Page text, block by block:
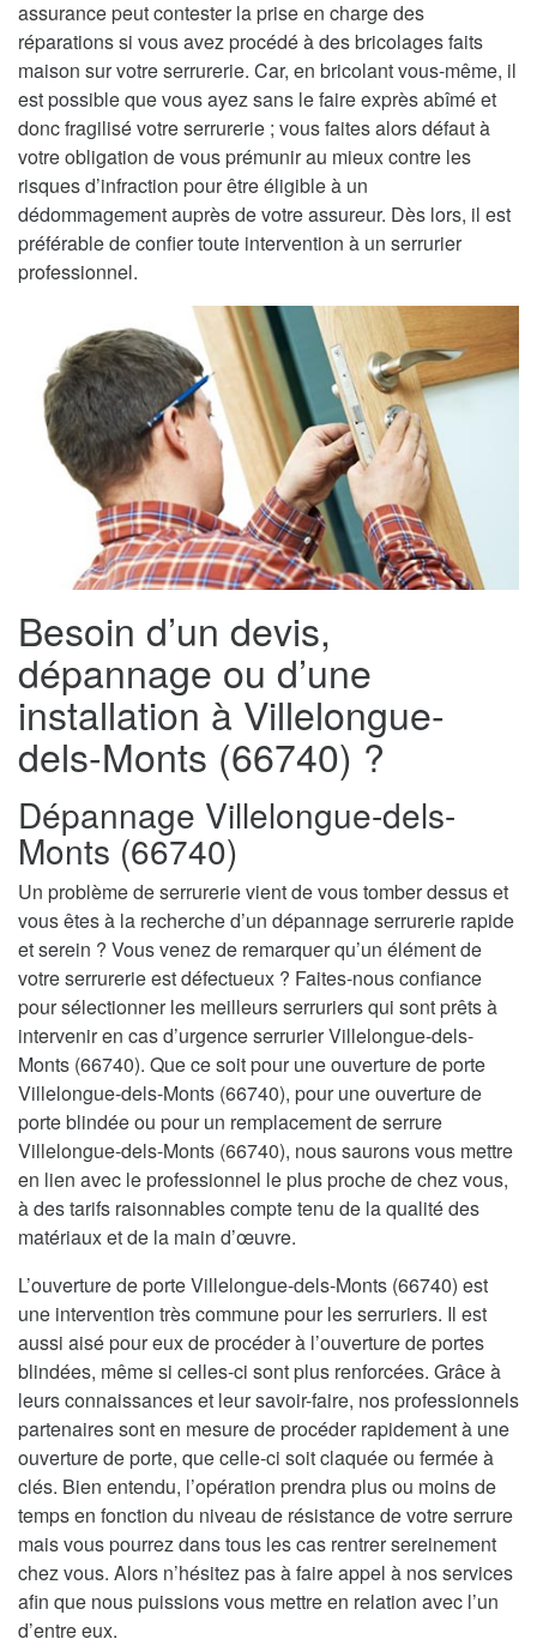
assurance peut contester la prise en charge des
réparations si vous avez procédé à des bricolages faits
maison sur votre serrurerie. Car, en bricolant vous-même, il
est possible que vous ayez sans le faire exprès abîmé et
donc fragilisé votre serrurerie ; vous faites alors défaut à
votre obligation de vous prémunir au mieux contre les
risques d’infraction pour être éligible à un
dédommagement auprès de votre assureur. Dès lors, il est
préférable de confier toute intervention à un serrurier
professionnel.
Besoin d’un devis,
dépannage ou d’une
installation à Villelongue-
dels-Monts (66740) ?
Dépannage Villelongue-dels-
Monts (66740)
Un problème de serrurerie vient de vous tomber dessus et
vous êtes à la recherche d’un dépannage serrurerie rapide
et serein ? Vous venez de remarquer qu’un élément de
votre serrurerie est défectueux ? Faites-nous confiance
pour sélectionner les meilleurs serruriers qui sont prêts à
intervenir en cas d’urgence serrurier Villelongue-dels-
Monts (66740). Que ce soit pour une ouverture de porte
Villelongue-dels-Monts (66740), pour une ouverture de
porte blindée ou pour un remplacement de serrure
Villelongue-dels-Monts (66740), nous saurons vous mettre
en lien avec le professionnel le plus proche de chez vous,
à des tarifs raisonnables compte tenu de la qualité des
matériaux et de la main d’œuvre.
L’ouverture de porte Villelongue-dels-Monts (66740) est
une intervention très commune pour les serruriers. Il est
aussi aisé pour eux de procéder à l’ouverture de portes
blindées, même si celles-ci sont plus renforcées. Grâce à
leurs connaissances et leur savoir-faire, nos professionnels
partenaires sont en mesure de procéder rapidement à une
ouverture de porte, que celle-ci soit claquée ou fermée à
clés. Bien entendu, l’opération prendra plus ou moins de
temps en fonction du niveau de résistance de votre serrure
mais vous pourrez dans tous les cas rentrer sereinement
chez vous. Alors n’hésitez pas à faire appel à nos services
afin que nous puissions vous mettre en relation avec l’un
d’entre eux.